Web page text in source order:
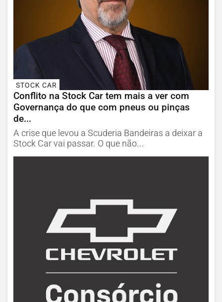
STOCK CAR
Conflito na Stock Car tem mais a ver com
Governança do que com pneus ou pinças
de...
A crise que levou a Scuderia Bandeiras a deixar a
Stock Car vai passar. O que não...